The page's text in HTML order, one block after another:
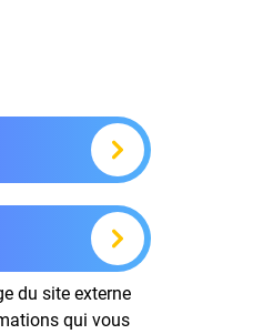
du site externe
qui vous